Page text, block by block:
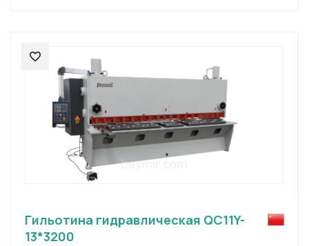
Гильотина гидравлическая QC11Y-
13*3200